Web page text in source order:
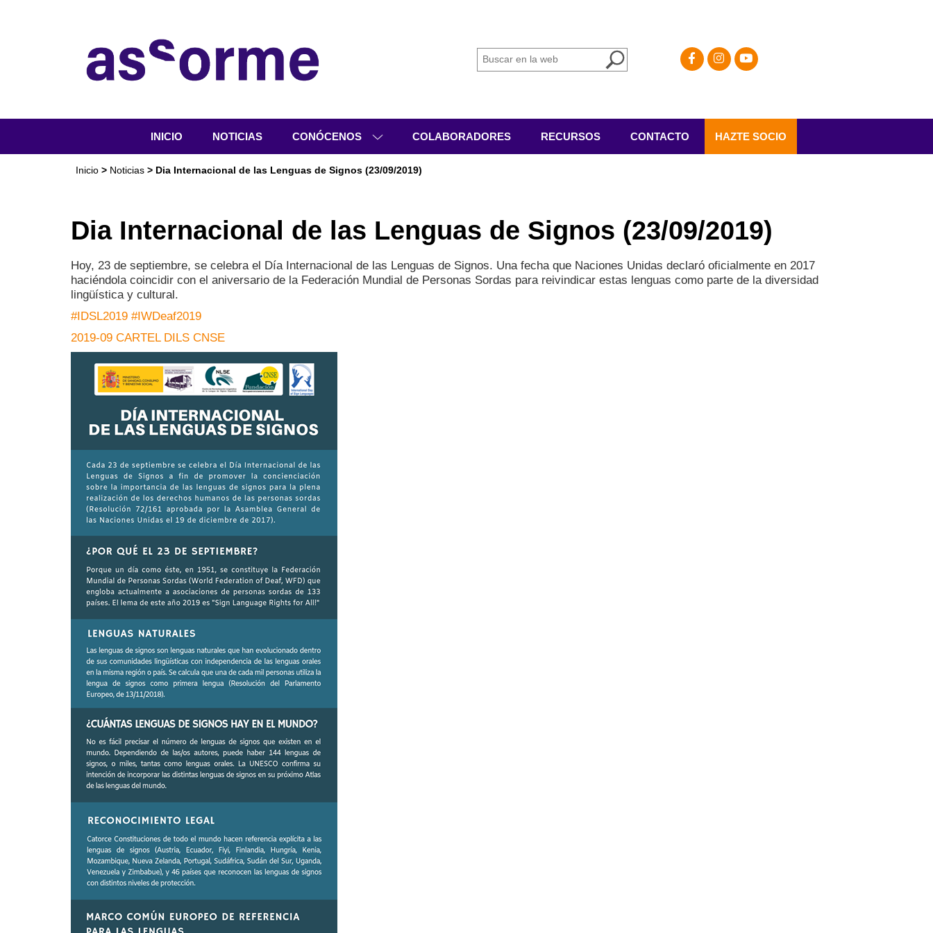
INICIO NOTICIAS CONÓCENOS
ACTIVIDADES
DOCUMENTACIÓN
COLABORADORES RECURSOS CONTACTO HAZTE SOCIO
Inicio> Noticias> Dia Internacional de las Lenguas de Signos (23/09/2019)
Dia Internacional de las Lenguas de Signos (23/09/2019)
Hoy, 23 de septiembre, se celebra el Día Internacional de las Lenguas de Signos. Una fecha que Naciones Unidas declaró oficialmente en 2017
haciéndola coincidir con el aniversario de la Federación Mundial de Personas Sordas para reivindicar estas lenguas como parte de la diversidad
lingüística y cultural.
#IDSL2019 #IWDeaf2019
2019-09 CARTEL DILS CNSE